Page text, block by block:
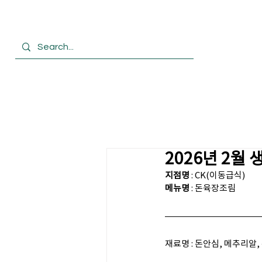
2026년 2월
지점명 : CK(이동급식)
메뉴명 : 돈육장조림
재료명 : 돈안심, 메추리알